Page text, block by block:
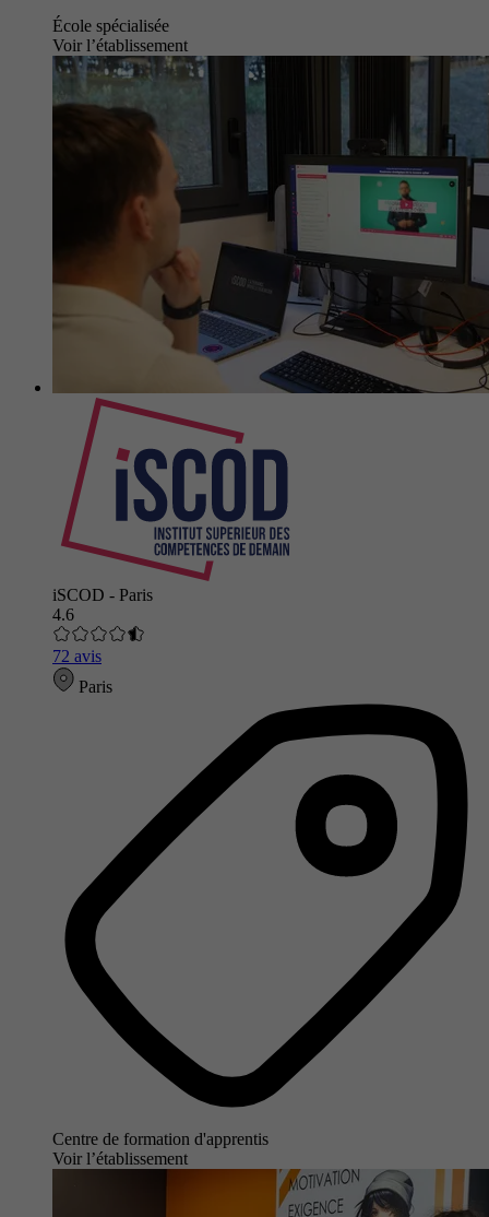
École spécialisée
Voir l’établissement
iSCOD - Paris
4.6
72 avis
Paris
Centre de formation d'apprentis
Voir l’établissement